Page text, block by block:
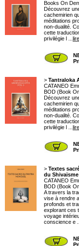
Books On
Découvrez
cachemirien
méditations
non-dualité.
cette
privilégie l ...
> Tantraloka
CATANEO
BOD (Book
Découvrez
cachemirien
méditations
non-dualité.
cette
privilégie l ...
> Textes
du
CATANEO
BOD (Book
A travers la
vise à rendre
profonds et
explorant ces
voyage
conscience e ...